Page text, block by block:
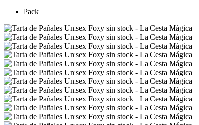
Pack